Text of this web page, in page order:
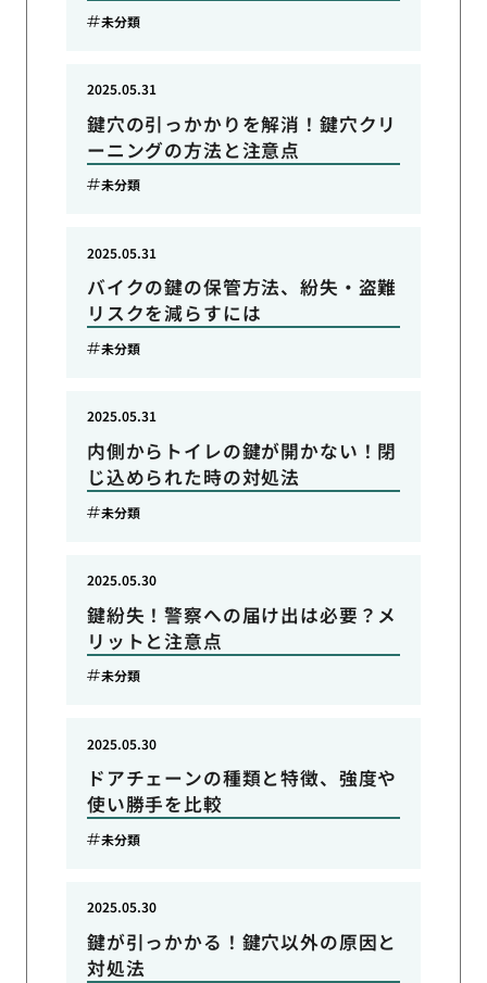
未分類
鍵穴の引っかかりを解消！鍵穴クリ
ーニングの方法と注意点
2025.05.31
未分類
バイクの鍵の保管方法、紛失・盗難
リスクを減らすには
2025.05.31
未分類
内側からトイレの鍵が開かない！閉
じ込められた時の対処法
2025.05.31
未分類
鍵紛失！警察への届け出は必要？メ
リットと注意点
2025.05.30
未分類
ドアチェーンの種類と特徴、強度や
使い勝手を比較
2025.05.30
未分類
鍵が引っかかる！鍵穴以外の原因と
対処法
2025.05.30